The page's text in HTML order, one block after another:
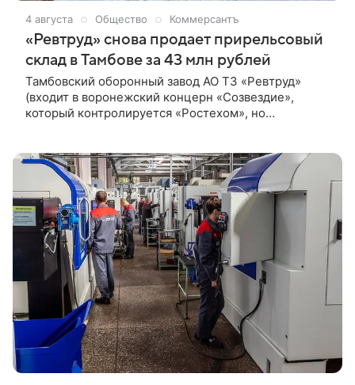
4 августа Общество Коммерсантъ
«Ревтруд» снова продает прирельсовый
склад в Тамбове за 43 млн рублей
Тамбовский оборонный завод АО ТЗ «Ревтруд»
(входит в воронежский концерн «Созвездие»,
который контролируется «Ростехом», но
51 в облцентре. Начальная цена лота не изменилась
и составляет 42,7 млн руб., следует из
документации тендера.